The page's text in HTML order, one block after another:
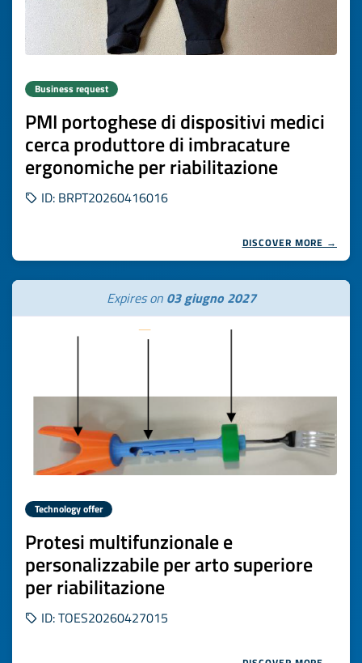
Business request
PMI portoghese di dispositivi medici
cerca produttore di imbracature
ergonomiche per riabilitazione
ID: BRPT20260416016
DISCOVER MORE →
Expires on 03 giugno 2027
Technology offer
Protesi multifunzionale e
personalizzabile per arto superiore
per riabilitazione
ID: TOES20260427015